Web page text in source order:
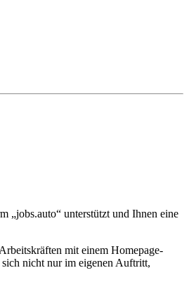
„jobs.auto“ unterstützt und Ihnen eine
mit einem Homepage-
nicht nur im eigenen Auftritt,